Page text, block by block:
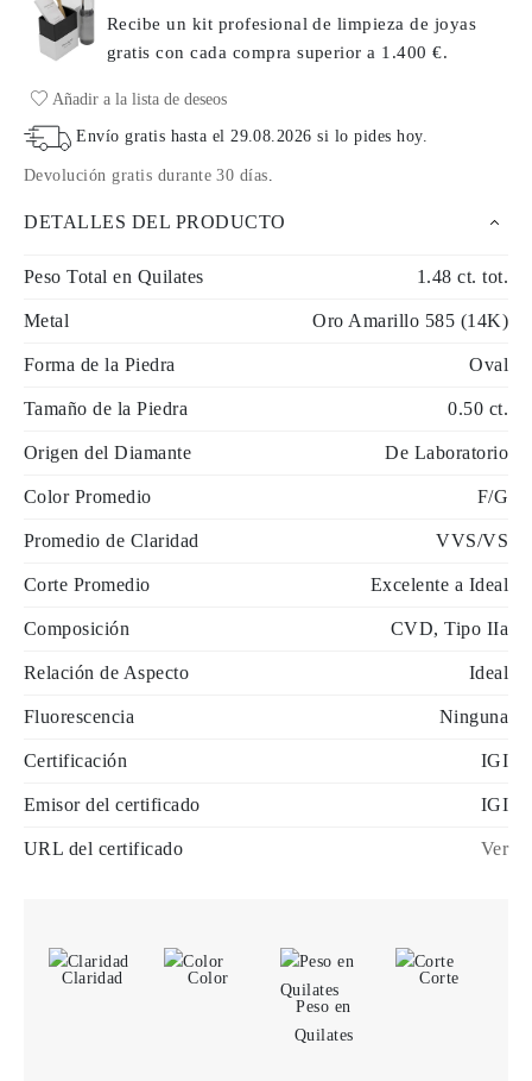
Recibe un kit profesional de limpieza de joyas
gratis con cada comprasuperior a 1.400 €.
Añadir a la lista de deseos
Envío gratis hasta el 29.08.2026 si lo pides hoy.
Devolución gratis durante 30 días
DETALLES DEL PRODUCTO
Peso Total en Quilates 1.48 ct. tot.
Metal Oro Amarillo 585 (14K)
Forma de la Piedra Oval
Tamaño de la Piedra 0.50 ct.
Origen del Diamante De Laboratorio
Color Promedio F/G
Promedio de Claridad VVS/VS
Corte Promedio Excelente a Ideal
Composición CVD, Tipo IIa
Relación de Aspecto Ideal
Fluorescencia Ninguna
Certificación IGI
Emisor del certificado IGI
URL del certificado Ver
Claridad
Color
Peso en
Quilates
Corte